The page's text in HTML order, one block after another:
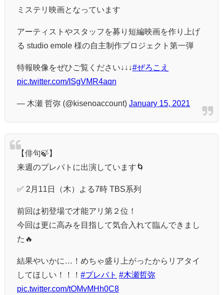
ミステリ映画となっています
アーティストやスタッフを募り短編映画を作り上げ
る studio emole 様の自主制作プロジェクト第一弾
特報映像をぜひご覧ください↓↓↓#ぜろこえ
pic.twitter.com/ISgVMR4aqn
— 木瀬 哲弥 (@kisenoaccount) January 15, 2021
【俳句🍃】
来週のプレバトに出演しています🌀
✅ 2月11日（木）よる7時 TBS系列
前回は初登場で才能アリ第２位！
今回は更に高みを目指して気合入れて臨んできまし
た🔥
結果やいかに…！めちゃ盛り上がったからリアタイ
してほしい！！！ #プレバト #木瀬哲弥
pic.twitter.com/tOMvMHh0C8